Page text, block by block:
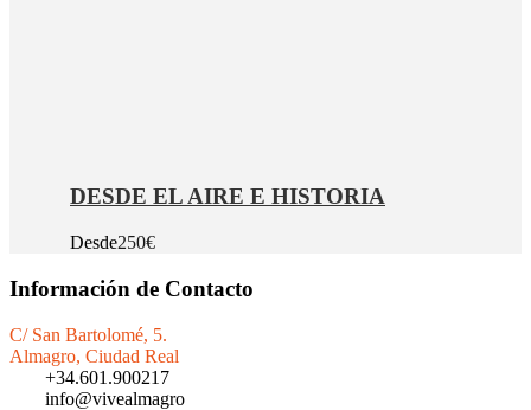
DESDE EL AIRE E HISTORIA
Desde250€
Información de Contacto
C/ San Bartolomé, 5.
Almagro, Ciudad Real
+34.601.900217
info@vivealmagro